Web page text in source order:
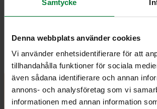
Samtycke
Denna webbplats använder cookies
Vi använder enhetsidentifierare för att
tillhandahålla funktioner för sociala
även sådana identifierare och annan
annons- och analysföretag som vi
informationen med annan information
PWS Nordic Media